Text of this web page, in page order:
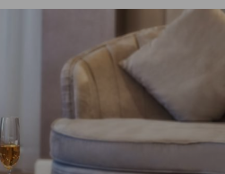
خلف
الرقم
التسلسلي